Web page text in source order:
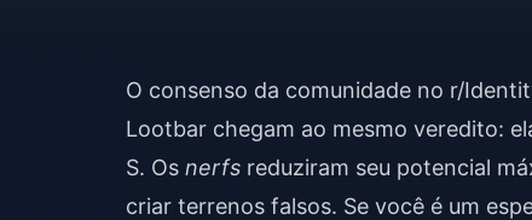
O consenso da comunidade no r/
Lootbar chegam ao mesmo veredito:
S. Os nerfs reduziram seu potencial
criar terrenos falsos. Se você é um